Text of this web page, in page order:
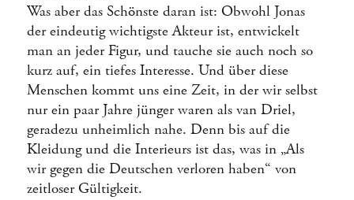
Was aber das Schönste daran ist: Obwohl Jonas
der eindeutig wichtigste Akteur ist, entwickelt
man an jeder Figur, und tauche sie auch noch so
kurz auf, ein tiefes Interesse. Und über diese
Menschen kommt uns eine Zeit, in der wir selbst
nur ein paar Jahre jünger waren als van Driel,
geradezu unheimlich nahe. Denn bis auf die
Kleidung und die Interieurs ist das, was in „Als
wir gegen die Deutschen verloren haben“ von
zeitloser Gültigkeit.